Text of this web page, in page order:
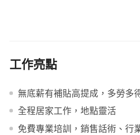
工作亮點
無底薪有補貼高提成，多勞多
全程居家工作，地點靈活
免費專業培訓，銷售話術、行